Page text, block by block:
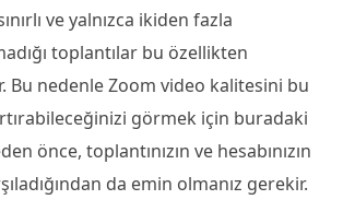
ve yalnızca ikiden fazla
toplantılar bu özellikten
Bu nedenle Zoom video kalitesini bu
görmek için buradaki
önce, toplantınızın ve hesabınızın
da emin olmanız gerekir.